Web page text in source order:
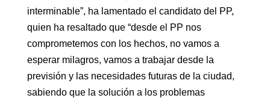
interminable”, ha lamentado el candidato del PP,
quien ha resaltado que “desde el PP nos
comprometemos con los hechos, no vamos a
esperar milagros, vamos a trabajar desde la
previsión y las necesidades futuras de la ciudad,
sabiendo que la solución a los problemas